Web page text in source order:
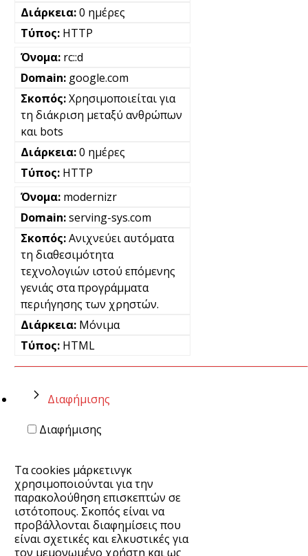
0 ημέρες
HTTP
rc::d
google.com
Χρησιμοποιείται για
τη διάκριση μεταξύ ανθρώπων
και bots
0 ημέρες
HTTP
modernizr
serving-sys.com
Ανιχνεύει αυτόματα
τη διαθεσιμότητα
τεχνολογιών ιστού επόμενης
γενιάς στα προγράμματα
περιήγησης των χρηστών.
Μόνιμα
HTML
Διαφήμισης
Διαφήμισης
Τα cookies μάρκετινγκ
χρησιμοποιούνται για την
παρακολούθηση επισκεπτών σε
ιστότοπους. Σκοπός είναι να
προβάλλονται διαφημίσεις που
είναι σχετικές και ελκυστικές για
τον μεμονωμένο χρήστη και ως